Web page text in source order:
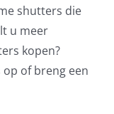
shutters die
u meer
kopen?
of breng een